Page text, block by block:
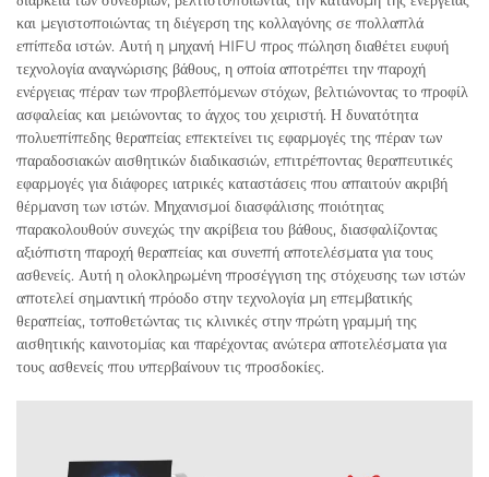
και μεγιστοποιώντας τη διέγερση της κολλαγόνης σε πολλαπλά
επίπεδα ιστών. Αυτή η μηχανή HIFU προς πώληση διαθέτει ευφυή
τεχνολογία αναγνώρισης βάθους, η οποία αποτρέπει την παροχή
ενέργειας πέραν των προβλεπόμενων στόχων, βελτιώνοντας το προφίλ
ασφαλείας και μειώνοντας το άγχος του χειριστή. Η δυνατότητα
πολυεπίπεδης θεραπείας επεκτείνει τις εφαρμογές της πέραν των
παραδοσιακών αισθητικών διαδικασιών, επιτρέποντας θεραπευτικές
εφαρμογές για διάφορες ιατρικές καταστάσεις που απαιτούν ακριβή
θέρμανση των ιστών. Μηχανισμοί διασφάλισης ποιότητας
παρακολουθούν συνεχώς την ακρίβεια του βάθους, διασφαλίζοντας
αξιόπιστη παροχή θεραπείας και συνεπή αποτελέσματα για τους
ασθενείς. Αυτή η ολοκληρωμένη προσέγγιση της στόχευσης των ιστών
αποτελεί σημαντική πρόοδο στην τεχνολογία μη επεμβατικής
θεραπείας, τοποθετώντας τις κλινικές στην πρώτη γραμμή της
αισθητικής καινοτομίας και παρέχοντας ανώτερα αποτελέσματα για
τους ασθενείς που υπερβαίνουν τις προσδοκίες.